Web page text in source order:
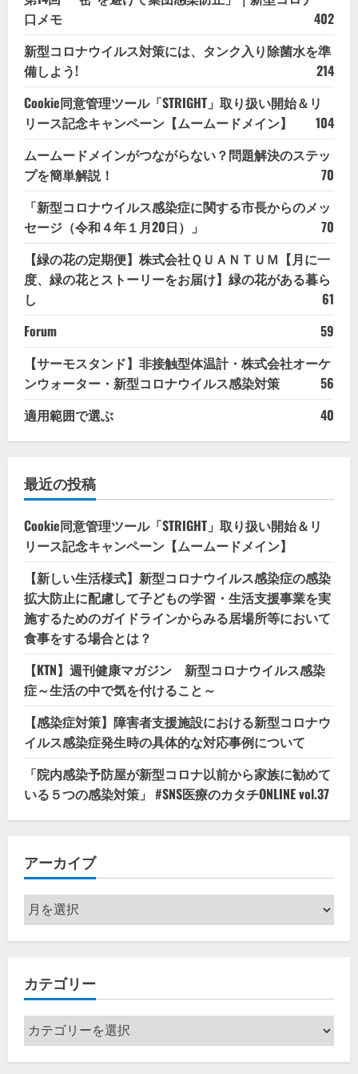
口メモ
402
新型コロナウイルス対策には、タンク入り除菌水を準
備しよう!
214
Cookie同意管理ツール「STRIGHT」取り扱い開始＆リ
リース記念キャンペーン【ムームードメイン】
104
ムームードメインがつながらない？問題解決のステッ
プを簡単解説！
70
「新型コロナウイルス感染症に関する市長からのメッ
セージ（令和４年１月20日）」
70
【緑の花の定期便】株式会社ＱＵＡＮＴＵＭ【月に一
度、緑の花とストーリーをお届け】緑の花がある暮ら
し
61
Forum
59
【サーモスタンド】非接触型体温計・株式会社オーケ
ンウォーター・新型コロナウイルス感染対策
56
適用範囲で選ぶ
40
最近の投稿
Cookie同意管理ツール「STRIGHT」取り扱い開始＆リ
リース記念キャンペーン【ムームードメイン】
【新しい生活様式】新型コロナウイルス感染症の感染
拡大防止に配慮して子どもの学習・生活支援事業を実
施するためのガイドラインからみる居場所等において
食事をする場合とは？
【KTN】週刊健康マガジン 新型コロナウイルス感染
症～生活の中で気を付けること～
【感染症対策】障害者支援施設における新型コロナウ
イルス感染症発生時の具体的な対応事例について
「院内感染予防屋が新型コロナ以前から家族に勧めて
いる５つの感染対策」 #SNS医療のカタチONLINE vol.37
アーカイブ
ア
ー
カ
ブ
カテゴリー
カ
テ
ゴ